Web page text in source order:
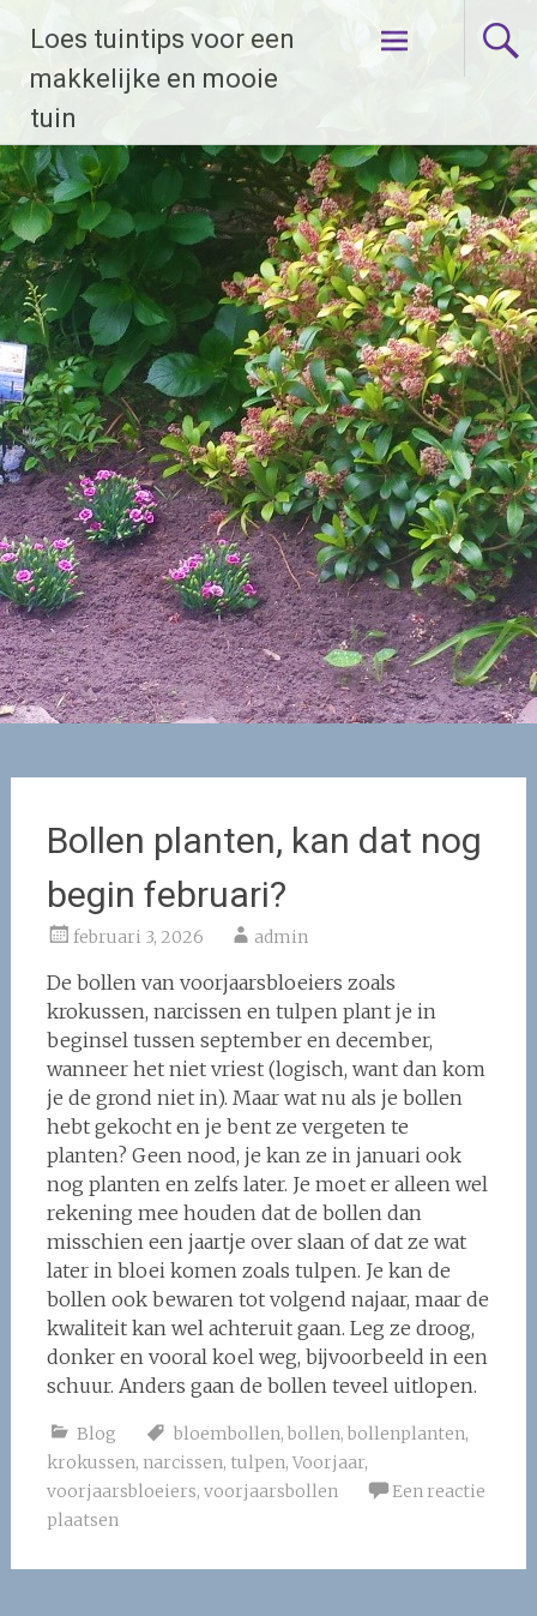
inhoud
Loes tuintips voor een
makkelijke en mooie
tuin
Bollen planten, kan dat nog
begin februari?
februari 3, 2026 admin
De bollen van voorjaarsbloeiers zoals
krokussen, narcissen en tulpen plant je in
beginsel tussen september en december,
wanneer het niet vriest (logisch, want dan kom
je de grond niet in). Maar wat nu als je bollen
hebt gekocht en je bent ze vergeten te
planten? Geen nood, je kan ze in januari ook
nog planten en zelfs later. Je moet er alleen wel
rekening mee houden dat de bollen dan
misschien een jaartje over slaan of dat ze wat
later in bloei komen zoals tulpen. Je kan de
bollen ook bewaren tot volgend najaar, maar de
kwaliteit kan wel achteruit gaan. Leg ze droog,
donker en vooral koel weg, bijvoorbeeld in een
schuur. Anders gaan de bollen teveel uitlopen.
Blog bloembollen, bollen, bollenplanten,
krokussen, narcissen, tulpen, Voorjaar,
voorjaarsbloeiers, voorjaarsbollen
Een reactie
plaatsen